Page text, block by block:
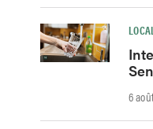
LOCAL
6